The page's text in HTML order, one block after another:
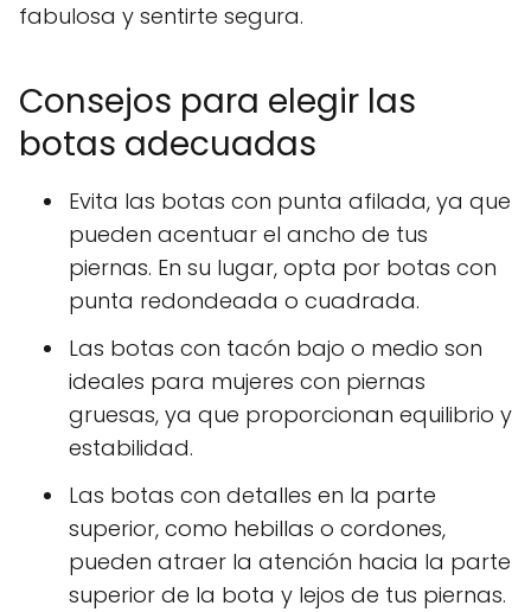
fabulosa y sentirte segura.
Consejos para elegir las
botas adecuadas
Evita las botas con punta afilada, ya que
pueden acentuar el ancho de tus
piernas. En su lugar, opta por botas con
punta redondeada o cuadrada.
Las botas con tacón bajo o medio son
ideales para mujeres con piernas
gruesas, ya que proporcionan equilibrio y
estabilidad.
Las botas con detalles en la parte
superior, como hebillas o cordones,
pueden atraer la atención hacia la parte
superior de la bota y lejos de tus piernas.